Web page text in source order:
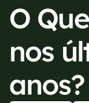
O
nos
anos?